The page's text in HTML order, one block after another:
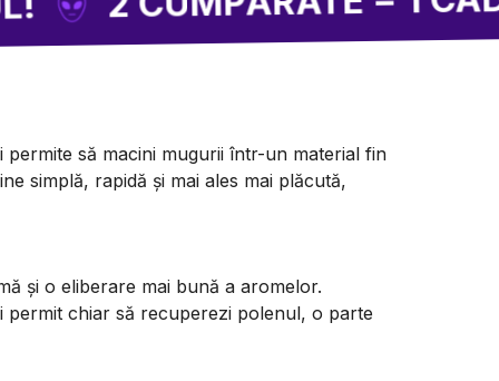
să macini mugurii într-un material fin
simplă, rapidă și mai ales mai plăcută,
și o eliberare mai bună a aromelor.
permit chiar să recuperezi polenul, o parte